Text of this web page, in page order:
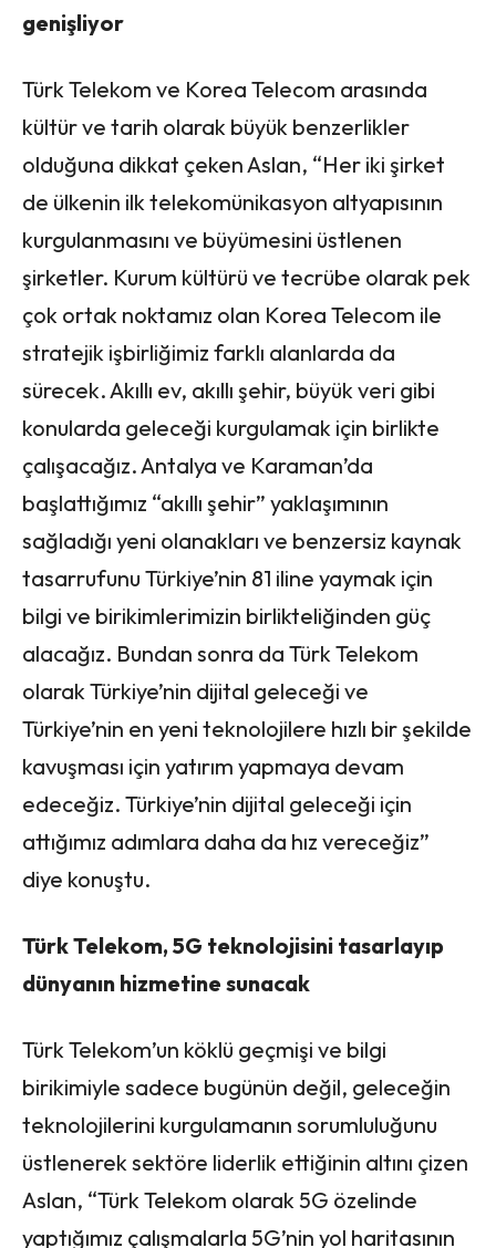
genişliyor
Türk Telekom ve Korea Telecom arasında
kültür ve tarih olarak büyük benzerlikler
olduğuna dikkat çeken Aslan, “Her iki şirket
de ülkenin ilk telekomünikasyon altyapısının
kurgulanmasını ve büyümesini üstlenen
şirketler. Kurum kültürü ve tecrübe olarak pek
çok ortak noktamız olan Korea Telecom ile
stratejik işbirliğimiz farklı alanlarda da
sürecek. Akıllı ev, akıllı şehir, büyük veri gibi
konularda geleceği kurgulamak için birlikte
çalışacağız. Antalya ve Karaman’da
başlattığımız “akıllı şehir” yaklaşımının
sağladığı yeni olanakları ve benzersiz kaynak
tasarrufunu Türkiye’nin 81 iline yaymak için
bilgi ve birikimlerimizin birlikteliğinden güç
alacağız. Bundan sonra da Türk Telekom
olarak Türkiye’nin dijital geleceği ve
Türkiye’nin en yeni teknolojilere hızlı bir şekilde
kavuşması için yatırım yapmaya devam
edeceğiz. Türkiye’nin dijital geleceği için
attığımız adımlara daha da hız vereceğiz”
diye konuştu.
Türk Telekom, 5G teknolojisini tasarlayıp
dünyanın hizmetine sunacak
Türk Telekom’un köklü geçmişi ve bilgi
birikimiyle sadece bugünün değil, geleceğin
teknolojilerini kurgulamanın sorumluluğunu
üstlenerek sektöre liderlik ettiğinin altını çizen
Aslan, “Türk Telekom olarak 5G özelinde
yaptığımız çalışmalarla 5G’nin yol haritasının